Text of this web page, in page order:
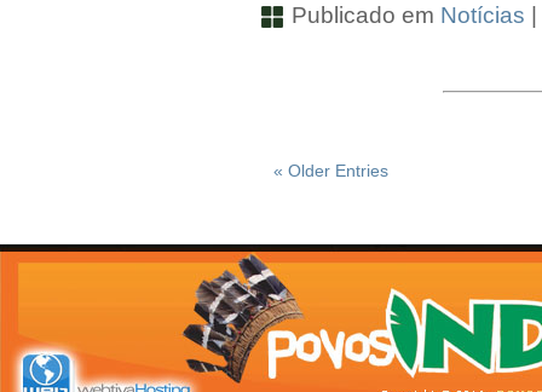
Publicado em Notícias |
« Older Entries